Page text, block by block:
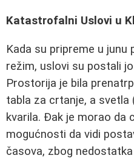
Katastrofalni Uslovi u
Kada su pripreme u junu
režim, uslovi su postali
Prostorija je bila
tabla za crtanje, a
kvarila. Đak je morao da
mogućnosti da vidi
časova, zbog